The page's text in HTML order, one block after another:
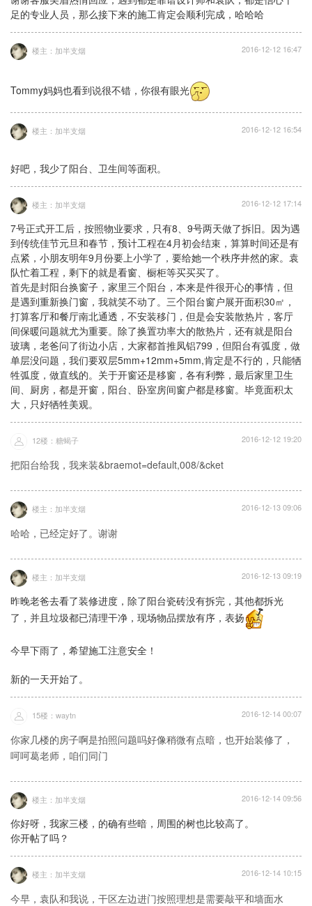
足的专业人员，那么接下来的施工肯定会顺利完成，哈哈哈
楼主：加半支烟 2016-12-12 16:47
Tommy妈妈也看到说很不错，你很有眼光
楼主：加半支烟 2016-12-12 16:54
好吧，我少了阳台、卫生间等面积。
楼主：加半支烟 2016-12-12 17:14
7号正式开工后，按照物业要求，只有8、9号两天做了拆旧。因为遇
到传统佳节元旦和春节，预计工程在4月初会结束，算算时间还是有
点紧，小朋友明年9月份要上小学了，要给她一个秩序井然的家。袁
队忙着工程，剩下的就是看窗、橱柜等买买买了。
首先是封阳台换窗子，家里三个阳台，本来是件很开心的事情，但
是遇到重新换门窗，我就笑不动了。三个阳台窗户展开面积30㎡，
打算客厅和餐厅南北通透，不安装移门，但是会安装散热片，客厅
间保暖问题就尤为重要。除了换置功率大的散热片，还有就是阳台
玻璃，老爸问了街边小店，大家都首推凤铝799，但阳台有弧度，做
单层没问题，我们要双层5mm+12mm+5mm,肯定是不行的，只能牺
牲弧度，做直线的。关于开窗还是移窗，各有利弊，最后家里卫生
间、厨房，都是开窗，阳台、卧室房间窗户都是移窗。毕竟面积太
大，只好牺牲美观。
12楼：糖蝎子 2016-12-12 19:20
把阳台给我，我来装&braemot=default,008/&cket
楼主：加半支烟 2016-12-13 09:06
哈哈，已经定好了。谢谢
楼主：加半支烟 2016-12-13 09:19
昨晚老爸去看了装修进度，除了阳台瓷砖没有拆完，其他都拆光
了，并且垃圾都已清理干净，现场物品摆放有序，表扬
今早下雨了，希望施工注意安全！
新的一天开始了。
15楼：waytn 2016-12-14 00:07
你家几楼的房子啊是拍照问题吗好像稍微有点暗，也开始装修了，
呵呵葛老师，咱们同门
楼主：加半支烟 2016-12-14 09:56
你好呀，我家三楼，的确有些暗，周围的树也比较高了。
你开帖了吗？
楼主：加半支烟 2016-12-14 10:15
今早，袁队和我说，干区左边进门按照理想是需要敲平和墙面水